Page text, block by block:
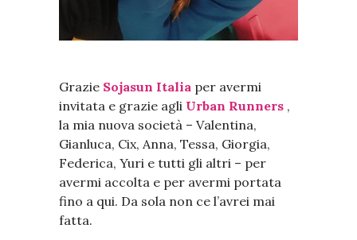
Grazie Sojasun Italia per avermi
invitata e grazie agli Urban Runners ,
la mia nuova società – Valentina,
Gianluca, Cix, Anna, Tessa, Giorgia,
Federica, Yuri e tutti gli altri – per
avermi accolta e per avermi portata
fino a qui. Da sola non ce l’avrei mai
fatta.